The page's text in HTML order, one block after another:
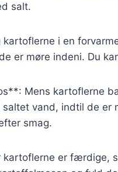
salt.
i en
er møre indeni. Du
Mens kartoflerne
vand, indtil de er
smag.
kartoflerne er færdige,